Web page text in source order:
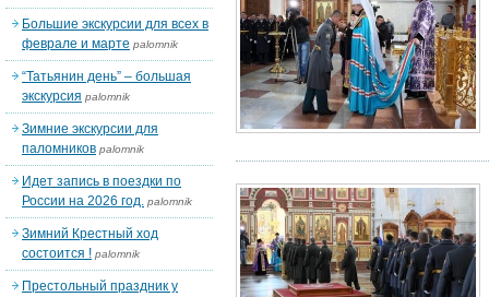
Большие экскурсии для всех в
феврале и марте palomnik
“Татьянин день” – большая
экскурсия palomnik
Зимние экскурсии для
паломников palomnik
Идет запись в поездки по
России на 2026 год. palomnik
Зимний Крестный ход
состоится ! palomnik
Престольный праздник у